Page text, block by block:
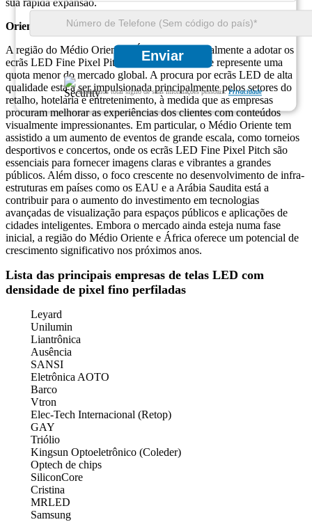
Enviar
Garantimos total sigilo de suas informações pessoais.Privacidade
sua rápida expansão.
Oriente Médio e África
A região do Médio Oriente e África está gradualmente a adotar os
ecrãs LED Fine Pixel Pitch, embora atualmente represente uma
quota menor do mercado global. A procura por ecrãs LED de alta
qualidade está a ser impulsionada principalmente pelos setores do
retalho, hotelaria e entretenimento, à medida que as empresas
procuram melhorar as experiências dos clientes com conteúdos
visualmente impressionantes. Em particular, o Médio Oriente tem
assistido a um aumento de eventos de grande escala, como torneios
desportivos e concertos, onde os ecrãs LED Fine Pixel Pitch são
essenciais para fornecer imagens claras e vibrantes a grandes
públicos. Além disso, o foco crescente no desenvolvimento de infra-
estruturas em países como os EAU e a Arábia Saudita está a
contribuir para o aumento do investimento em tecnologias
avançadas de visualização para espaços públicos e aplicações de
cidades inteligentes. Embora o mercado ainda esteja numa fase
inicial, a região do Médio Oriente e África oferece um potencial de
crescimento significativo nos próximos anos.
Lista das principais empresas de telas LED com
densidade de pixel fino perfiladas
Leyard
Unilumin
Liantrônica
Ausência
SANSI
Eletrônica AOTO
Barco
Vtron
Elec-Tech Internacional (Retop)
GAY
Triólio
Kingsun Optoeletrônico (Coleder)
Optech de chips
SiliconCore
Cristina
MRLED
Samsung